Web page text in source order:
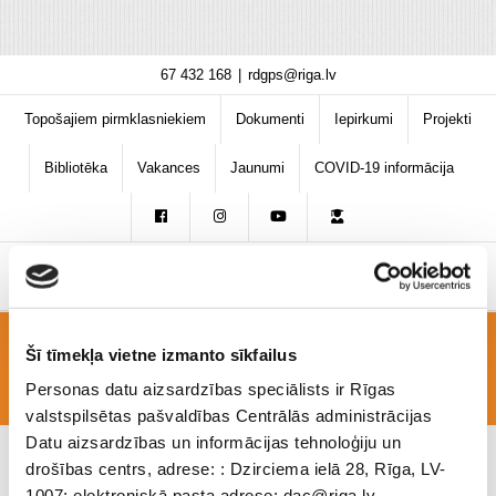
Šī tīmekļa vietne izmanto sīkfailus
Personas datu aizsardzības speciālists ir Rīgas
valstspilsētas pašvaldības Centrālās administrācijas
Datu aizsardzības un informācijas tehnoloģiju un
drošības centrs, adrese: : Dzirciema ielā 28, Rīga, LV-
content
67 432 168 rdgps@riga.lv
Topošajiem pirmklasniekiem Dokumenti Iepirkumi Projekti
Bibliotēka Vakances Jaunumi COVID-19 informācija
Foto_7